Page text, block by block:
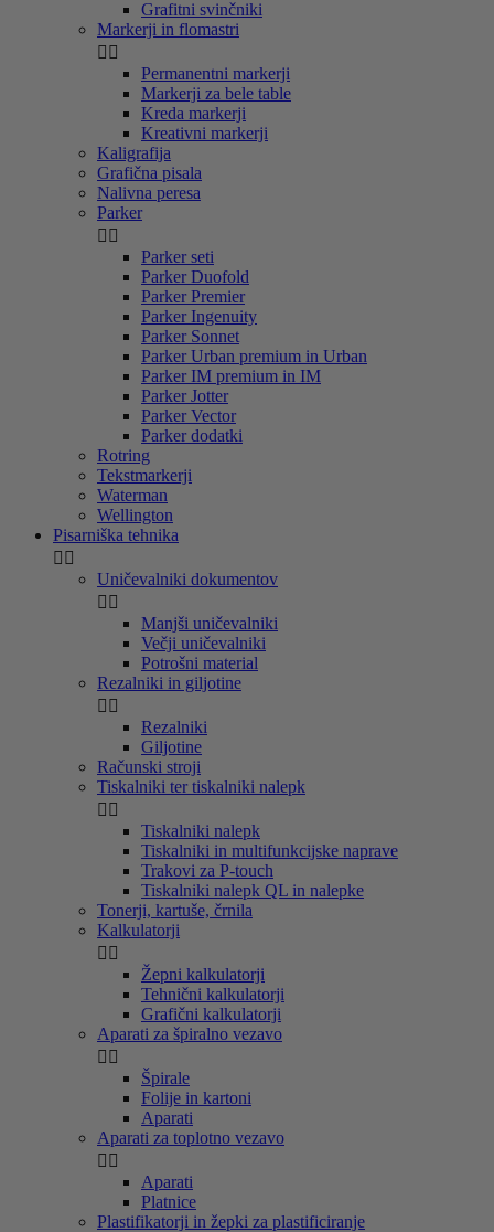
Grafitni svinčniki
Markerji in flomastri
 
Permanentni markerji
Markerji za bele table
Kreda markerji
Kreativni markerji
Kaligrafija
Grafična pisala
Nalivna peresa
Parker
 
Parker seti
Parker Duofold
Parker Premier
Parker Ingenuity
Parker Sonnet
Parker Urban premium in Urban
Parker IM premium in IM
Parker Jotter
Parker Vector
Parker dodatki
Rotring
Tekstmarkerji
Waterman
Wellington
Pisarniška tehnika
 
Uničevalniki dokumentov
 
Manjši uničevalniki
Večji uničevalniki
Potrošni material
Rezalniki in giljotine
 
Rezalniki
Giljotine
Računski stroji
Tiskalniki ter tiskalniki nalepk
 
Tiskalniki nalepk
Tiskalniki in multifunkcijske naprave
Trakovi za P-touch
Tiskalniki nalepk QL in nalepke
Tonerji, kartuše, črnila
Kalkulatorji
 
Žepni kalkulatorji
Tehnični kalkulatorji
Grafični kalkulatorji
Aparati za špiralno vezavo
 
Špirale
Folije in kartoni
Aparati
Aparati za toplotno vezavo
 
Aparati
Platnice
Plastifikatorji in žepki za plastificiranje